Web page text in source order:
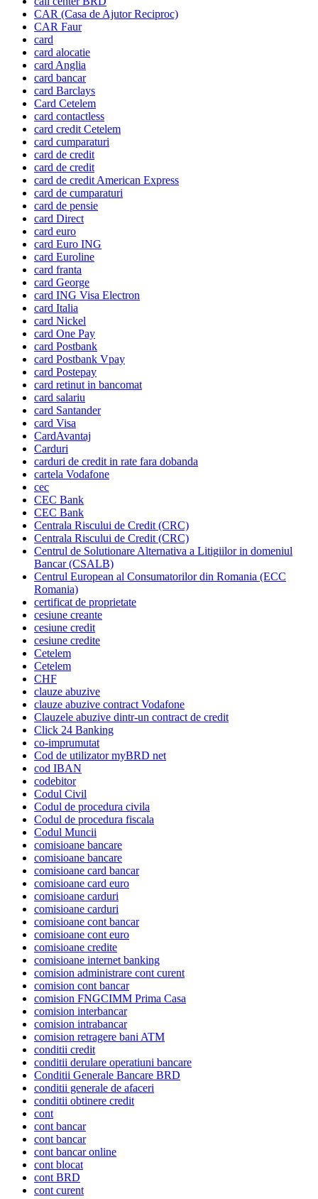
CAR (Casa de Ajutor Reciproc)
CAR Faur
card
card alocatie
card Anglia
card bancar
card Barclays
Card Cetelem
card contactless
card credit Cetelem
card cumparaturi
card de credit
card de credit
card de credit American Express
card de cumparaturi
card de pensie
card Direct
card euro
card Euro ING
card Euroline
card franta
card George
card ING Visa Electron
card Italia
card Nickel
card One Pay
card Postbank
card Postbank Vpay
card Postepay
card retinut in bancomat
card salariu
card Santander
card Visa
CardAvantaj
Carduri
carduri de credit in rate fara dobanda
cartela Vodafone
cec
CEC Bank
CEC Bank
Centrala Riscului de Credit (CRC)
Centrala Riscului de Credit (CRC)
Centrul de Solutionare Alternativa a Litigiilor in domeniul
Bancar (CSALB)
Centrul European al Consumatorilor din Romania (ECC
Romania)
certificat de proprietate
cesiune creante
cesiune credit
cesiune credite
Cetelem
Cetelem
CHF
clauze abuzive
clauze abuzive contract Vodafone
Clauzele abuzive dintr-un contract de credit
Click 24 Banking
co-imprumutat
Cod de utilizator myBRD net
cod IBAN
codebitor
Codul Civil
Codul de procedura civila
Codul de procedura fiscala
Codul Muncii
comisioane bancare
comisioane bancare
comisioane card bancar
comisioane card euro
comisioane carduri
comisioane carduri
comisioane cont bancar
comisioane cont euro
comisioane credite
comisioane internet banking
comision administrare cont curent
comision cont bancar
comision FNGCIMM Prima Casa
comision interbancar
comision intrabancar
comision retragere bani ATM
conditii credit
conditii derulare operatiuni bancare
Conditii Generale Bancare BRD
conditii generale de afaceri
conditii obtinere credit
cont
cont bancar
cont bancar
cont bancar online
cont blocat
cont BRD
cont curent